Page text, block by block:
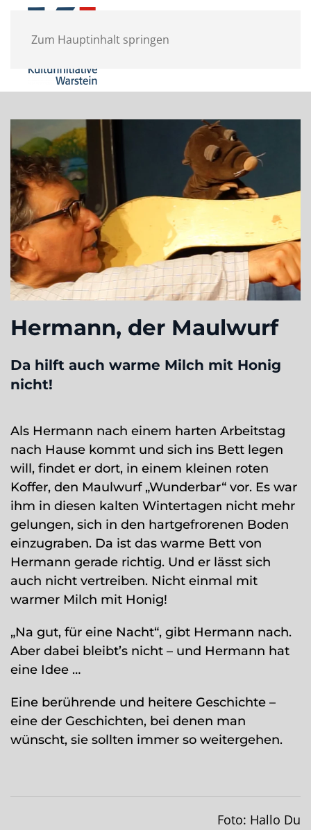
Zum Hauptinhalt springen
Hermann, der Maulwurf
Da hilft auch warme Milch mit Honig
nicht!
Als Hermann nach einem harten Arbeitstag
nach Hause kommt und sich ins Bett legen
will, findet er dort, in einem kleinen roten
Koffer, den Maulwurf „Wunderbar“ vor. Es war
ihm in diesen kalten Wintertagen nicht mehr
gelungen, sich in den hartgefrorenen Boden
einzugraben. Da ist das warme Bett von
Hermann gerade richtig. Und er lässt sich
auch nicht vertreiben. Nicht einmal mit
warmer Milch mit Honig!
„Na gut, für eine Nacht“, gibt Hermann nach.
Aber dabei bleibt’s nicht – und Hermann hat
eine Idee …
Eine berührende und heitere Geschichte –
eine der Geschichten, bei denen man
wünscht, sie sollten immer so weitergehen.
Foto: Hallo Du